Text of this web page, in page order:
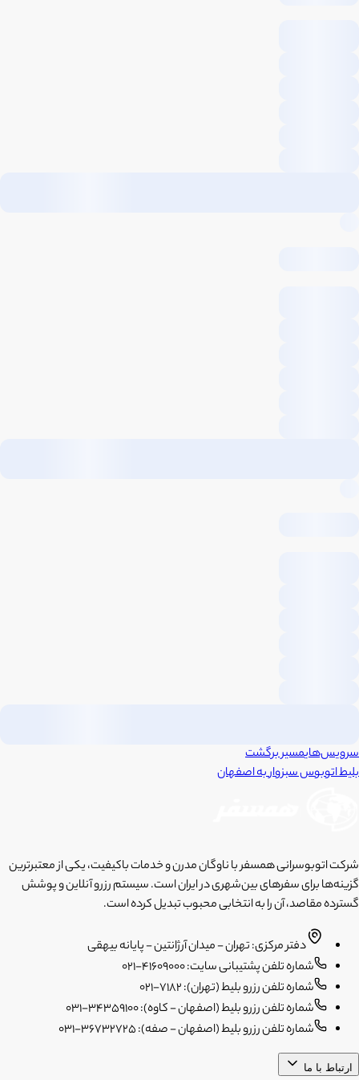
سرویس‌هایمسیر برگشت
بلیط اتوبوسسبزواربهاصفهان
شرکت اتوبوسرانی همسفر با ناوگان مدرن و خدمات باکیفیت، یکی از معتبرترین
گزینه‌ها برای سفرهای بین‌شهری در ایران است. سیستم رزرو آنلاین و پوشش
گسترده مقاصد، آن را به انتخابی محبوب تبدیل کرده است.
دفتر مرکزی: تهران - میدان آرژانتین - پایانه بیهقی
شماره تلفن پشتیبانی سایت: 41609000-021
شماره تلفن رزرو بلیط (تهران): 7182-021
شماره تلفن رزرو بلیط (اصفهان - کاوه): 34359100-031
شماره تلفن رزرو بلیط (اصفهان - صفه): 36732725-031
ارتباط با ما